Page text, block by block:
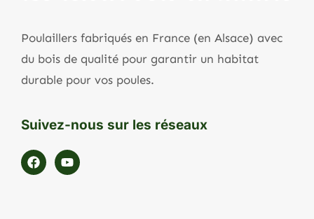
Poulaillers fabriqués en France (en Alsace) avec
du bois de qualité pour garantir un habitat
durable pour vos poules.
Suivez-nous sur les réseaux